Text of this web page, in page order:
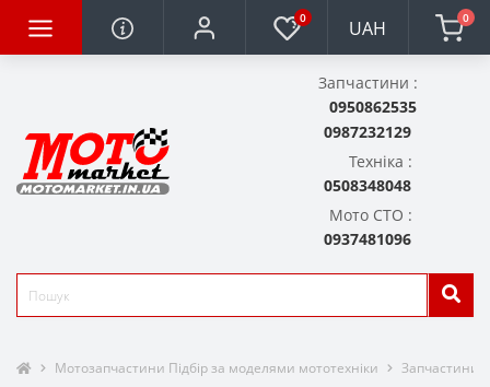
0 UAH 0
Запчастини :
0950862535
0987232129
Техніка :
0508348048
Мото СТО :
0937481096
Мотозапчастини Підбір за моделями мототехніки Запчастини